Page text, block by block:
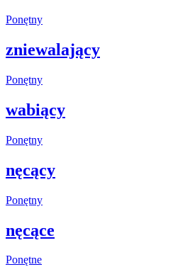
Ponętny
zniewalający
Ponętny
wabiący
Ponętny
nęcący
Ponętny
nęcące
Ponętne